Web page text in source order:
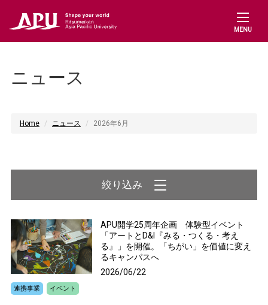
MENU
ニュース
Home ニュース 2026年6月
APU開学25周年企画 体験型イベント
「アートとD&I『みる・つくる・考え
る』」を開催。「ちがい」を価値に変え
るキャンパスへ
2026/06/22
連携事業 イベント